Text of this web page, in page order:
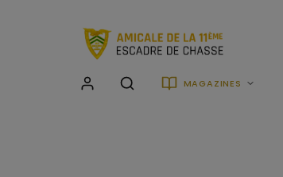
MAGAZINES